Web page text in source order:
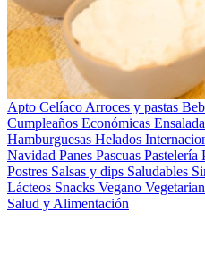
Apto Celíaco Arroces y pastas
Cumpleaños Económicas
Hamburguesas Helados
Navidad Panes Pascuas Pastelería
Postres Salsas y dips Saludables
Lácteos Snacks Vegano
Salud y Alimentación